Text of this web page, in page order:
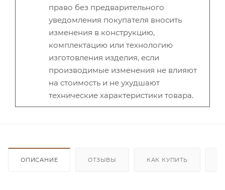
право без предварительного
уведомления покупателя вносить
изменения в конструкцию,
комплектацию или технологию
изготовления изделия, если
производимые изменения не влияют
на стоимость и не ухудшают
технические характеристики товара.
ОПИСАНИЕ ОТЗЫВЫ КАК КУПИТЬ